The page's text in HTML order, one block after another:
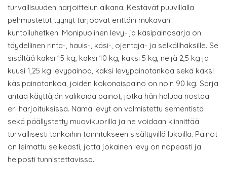
turvallisuuden harjoittelun aikana. Kestävät puuvillalla
pehmustetut tyynyt tarjoavat erittäin mukavan
kuntoiluhetken. Monipuolinen levy- ja käsipainosarja on
täydellinen rinta-, hauis-, käsi-, ojentaja- ja selkälihaksille. Se
sisältää kaksi 15 kg, kaksi 10 kg, kaksi 5 kg, neljä 2,5 kg ja
kuusi 1,25 kg levypainoa, kaksi levypainotankoa sekä kaksi
käsipainotankoa, joiden kokonaispaino on noin 90 kg. Sarja
antaa käyttäjän valikoida painot, jotka hän haluaa nostaa
eri harjoituksissa. Nämä levyt on valmistettu sementistä
sekä päällystetty muovikuorilla ja ne voidaan kiinnittää
turvallisesti tankoihin toimitukseen sisältyvillä lukoilla. Painot
on leimattu selkeästi, jotta jokainen levy on nopeasti ja
helposti tunnistettavissa.